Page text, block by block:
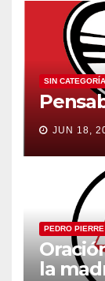
SIN CATEGORÍA
JUN 18,
PEDRO PIERRE
la